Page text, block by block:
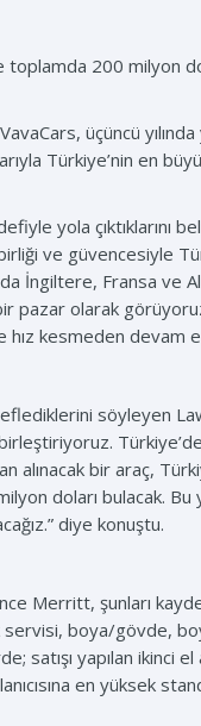
200 milyon
üçüncü
Türkiye’nin en
yola çıktıklarını
ve güvencesiyle
İngiltere, Fransa ve
pazar olarak
hız kesmeden devam
söyleyen
alınacak bir araç,
doları bulacak.
diye konuştu.
Merritt, şunları
boya/gövde,
yapılan ikinci el
en yüksek